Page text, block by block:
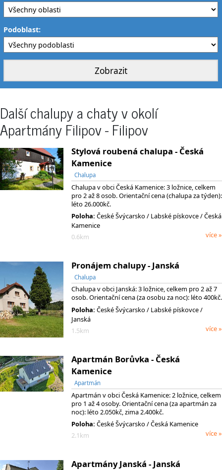
Podoblast:
Další chalupy a chaty v okolí
Apartmány Filipov - Filipov
Stylová roubená chalupa - Česká
Kamenice
Chalupa
Chalupa v obci Česká Kamenice: 3 ložnice, celkem
pro 2 až 8 osob. Orientační cena (chalupa za týden):
léto 26.000kč.
Poloha: České Švýcarsko / Labské pískovce/ Česká
Kamenice
0.6km
více »
Pronájem chalupy - Janská
Chalupa
Chalupa v obci Janská: 3 ložnice, celkem pro 2 až 7
osob. Orientační cena (za osobu za noc): léto 400kč.
Poloha: České Švýcarsko / Labské pískovce/
Janská
1.5km
více »
Apartmán Borůvka - Česká
Kamenice
Apartmán
Apartmán v obci Česká Kamenice: 2 ložnice, celkem
pro 1 až 4 osoby. Orientační cena (za apartmán za
noc): léto 2.050kč, zima 2.400kč.
Poloha: České Švýcarsko / Česká Kamenice
2.1km
více »
Apartmány Janská - Janská